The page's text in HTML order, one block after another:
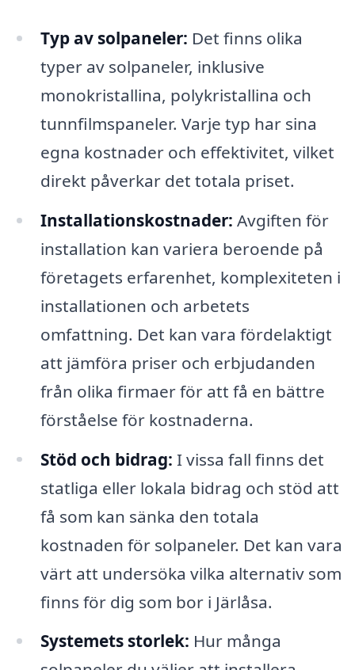
Typ av solpaneler: Det finns olika
typer av solpaneler, inklusive
monokristallina, polykristallina och
tunnfilmspaneler. Varje typ har sina
egna kostnader och effektivitet, vilket
direkt påverkar det totala priset.
Installationskostnader: Avgiften för
installation kan variera beroende på
företagets erfarenhet, komplexiteten i
installationen och arbetets
omfattning. Det kan vara fördelaktigt
att jämföra priser och erbjudanden
från olika firmaer för att få en bättre
förståelse för kostnaderna.
Stöd och bidrag: I vissa fall finns det
statliga eller lokala bidrag och stöd att
få som kan sänka den totala
kostnaden för solpaneler. Det kan vara
värt att undersöka vilka alternativ som
finns för dig som bor i Järlåsa.
Systemets storlek: Hur många